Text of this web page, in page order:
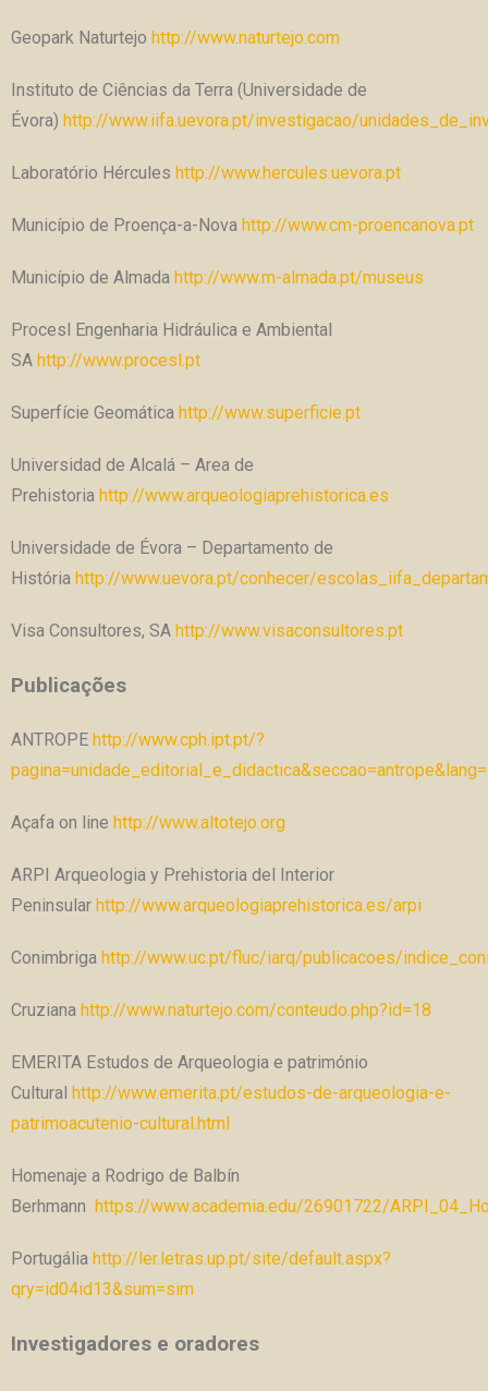
Geopark Naturtejo http://www.naturtejo.com
Instituto de Ciências da Terra (Universidade de
Évora) http://www.iifa.uevora.pt/investigacao/
Laboratório Hércules http://www.hercules.uevora.pt
Município de Proença-a-Nova http://www.cm-proencanova.pt
Município de Almada http://www.m-almada.pt/museus
Procesl Engenharia Hidráulica e Ambiental
SA http://www.procesl.pt
Superfície Geomática http://www.superficie.pt
Universidad de Alcalá – Area de
Prehistoria http://www.arqueologiaprehistorica.es
Universidade de Évora – Departamento de
História http://www.uevora.pt/conhecer/
Visa Consultores, SA http://www.visaconsultores.pt
Publicações
ANTROPE http://www.cph.ipt.pt/?
Açafa on line http://www.altotejo.org
ARPI Arqueologia y Prehistoria del Interior
Peninsular http://www.arqueologiaprehistorica.es/arpi
Conimbriga http://www.uc.pt/fluc/iarq/publicacoes/
Cruziana http://www.naturtejo.com/conteudo.php?id=18
EMERITA Estudos de Arqueologia e património
Cultural http://www.emerita.pt/estudos-de-arqueologia-e-
patrimoacutenio-cultural.html
Homenaje a Rodrigo de Balbín
Berhmann https://www.academia.edu/26901722/
Portugália http://ler.letras.up.pt/site/default.aspx?
qry=id04id13&sum=sim
Investigadores e oradores